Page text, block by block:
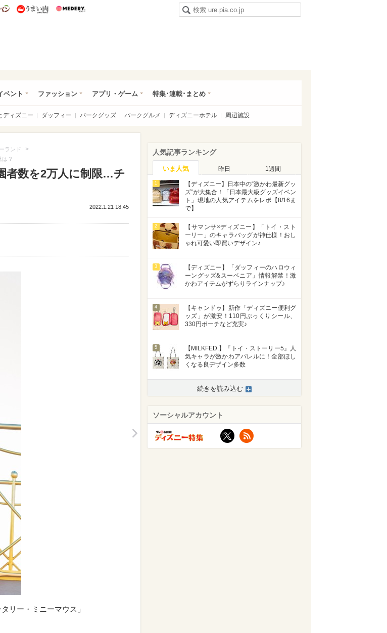
し うまいパン うまい肉
ベント ファッション アプリ・ゲーム 特集･連載･まとめ
ディズニー ダッフィー パークグッズ パークグルメ ディズニーホテル 周辺施設
ランド >
？
者数を2万人に制限…チ
2022.1.21 18:45
>
リー・ミニーマウス」
人気記事ランキング
いま人気 昨日 1週間
1
【ディズニー】日本中の“激かわ最新グッ
ズ”が大集合！「日本最大級グッズイベン
ト」現地の人気アイテムをレポ【8/16ま
で】
2
【サマンサ×ディズニー】「トイ・スト
ーリー」のキャラバッグが神仕様！おし
ゃれ可愛い即買いデザイン♪
3
【ディズニー】「ダッフィーのハロウィ
ーングッズ&スーベニア」情報解禁！激
かわアイテムがずらりラインナップ♪
4
【キャンドゥ】新作「ディズニー便利グ
ッズ」が激安！110円ぷっくりシール、
330円ポーチなど充実♪
5
【MILKFED.】『トイ・ストーリー5』人
気キャラが激かわアパレルに！全部ほし
くなる良デザイン多数
続きを読み込む
ソーシャルアカウント
X